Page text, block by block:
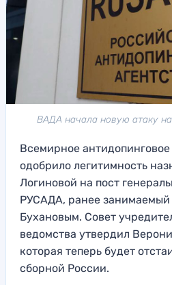
ВАДА начала новую атаку
Всемирное антидопинговое
одобрило легитимность
Логиновой на пост
РУСАДА, ранее
Бухановым. Совет
ведомства утвердил
которая теперь будет
сборной России.